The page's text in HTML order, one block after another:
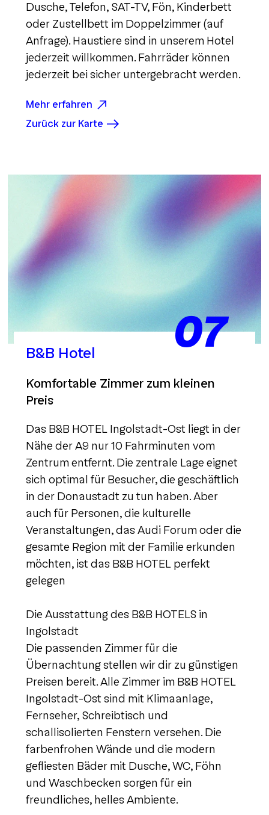
Dusche, Telefon, SAT-TV, Fön, Kinderbett
oder Zustellbett im Doppelzimmer (auf
Anfrage). Haustiere sind in unserem Hotel
jederzeit willkommen. Fahrräder können
jederzeit bei sicher untergebracht werden.
Mehr erfahren
Zurück zur Karte
07
B&B Hotel
Komfortable Zimmer zum kleinen
Preis
Das B&B HOTEL Ingolstadt-Ost liegt in der
Nähe der A9 nur 10 Fahrminuten vom
Zentrum entfernt. Die zentrale Lage eignet
sich optimal für Besucher, die geschäftlich
in der Donaustadt zu tun haben. Aber
auch für Personen, die kulturelle
Veranstaltungen, das Audi Forum oder die
gesamte Region mit der Familie erkunden
möchten, ist das B&B HOTEL perfekt
gelegen
Die Ausstattung des B&B HOTELS in
Ingolstadt
Die passenden Zimmer für die
Übernachtung stellen wir dir zu günstigen
Preisen bereit. Alle Zimmer im B&B HOTEL
Ingolstadt-Ost sind mit Klimaanlage,
Fernseher, Schreibtisch und
schallisolierten Fenstern versehen. Die
farbenfrohen Wände und die modern
gefliesten Bäder mit Dusche, WC, Föhn
und Waschbecken sorgen für ein
freundliches, helles Ambiente.